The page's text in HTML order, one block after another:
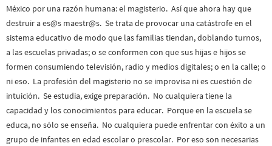
México por una razón humana: el magisterio. Así que ahora hay que
destruir a es@s maestr@s. Se trata de provocar una catástrofe en el
sistema educativo de modo que las familias tiendan, doblando turnos,
a las escuelas privadas; o se conformen con que sus hijas e hijos se
formen consumiendo televisión, radio y medios digitales; o en la calle; o
ni eso. La profesión del magisterio no se improvisa ni es cuestión de
intuición. Se estudia, exige preparación. No cualquiera tiene la
capacidad y los conocimientos para educar. Porque en la escuela se
educa, no sólo se enseña. No cualquiera puede enfrentar con éxito a un
grupo de infantes en edad escolar o prescolar. Por eso son necesarias